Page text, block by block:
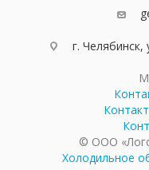
г.
© ООО
Холодильное